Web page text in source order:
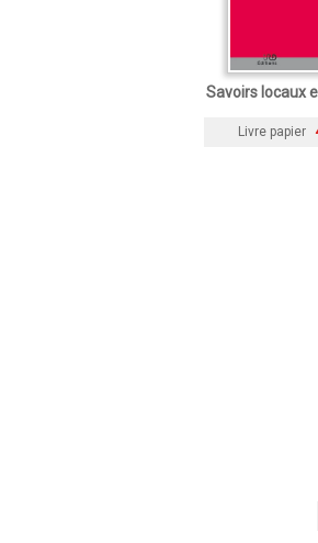
Savoirs locaux
Livre papier